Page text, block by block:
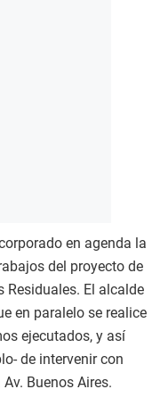
en agenda la
del proyecto de
Residuales. El alcalde
en paralelo se realice
ejecutados, y así
de intervenir con
Buenos Aires.